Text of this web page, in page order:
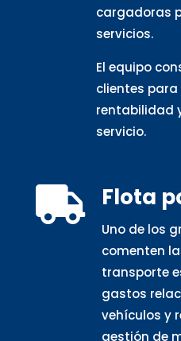
cargadoras
servicios.
El equipo
clientes
rentabilidad
servicio.
 Flota
Uno de los
comenten
transporte
gastos
vehículos y
gestión de